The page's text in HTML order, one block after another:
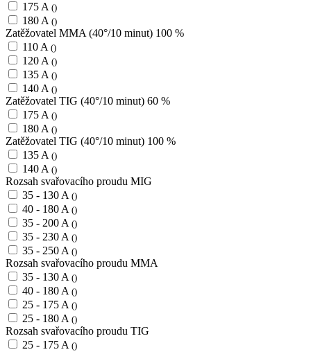
175 A ()
180 A ()
Zatěžovatel MMA (40°/10 minut) 100 %
110 A ()
120 A ()
135 A ()
140 A ()
Zatěžovatel TIG (40°/10 minut) 60 %
175 A ()
180 A ()
Zatěžovatel TIG (40°/10 minut) 100 %
135 A ()
140 A ()
Rozsah svařovacího proudu MIG
35 - 130 A ()
40 - 180 A ()
35 - 200 A ()
35 - 230 A ()
35 - 250 A ()
Rozsah svařovacího proudu MMA
35 - 130 A ()
40 - 180 A ()
25 - 175 A ()
25 - 180 A ()
Rozsah svařovacího proudu TIG
25 - 175 A ()